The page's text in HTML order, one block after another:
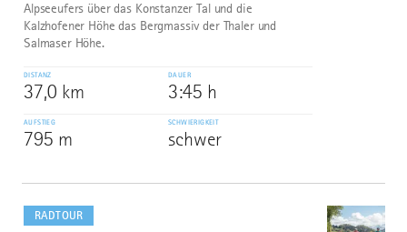
Alpseeufers über das Konstanzer Tal und die
Kalzhofener Höhe das Bergmassiv der Thaler und
Salmaser Höhe.
DISTANZ
37,0 km
DAUER
3:45 h
AUFSTIEG
795 m
SCHWIERIGKEIT
schwer
RADTOUR
dazu